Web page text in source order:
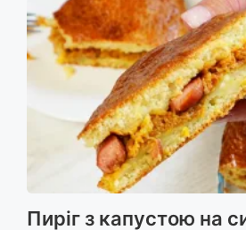
Пиріг з капустою на